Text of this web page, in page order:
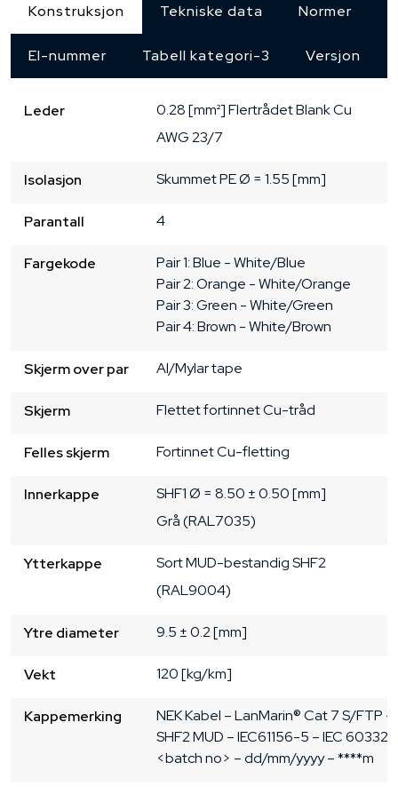
Konstruksjon Tekniske data Normer
El-nummer Tabell kategori-3 Versjon
Leder 0.28 [mm²]FlertrådetBlank Cu
AWG 23/7
Isolasjon Skummet PEØ = 1.55 [mm]
Parantall 4
Fargekode
Pair 1: Blue - White/Blue
Pair 2: Orange - White/Orange
Pair 3: Green - White/Green
Pair 4: Brown - White/Brown
Skjerm over par Al/Mylar tape
Skjerm Flettet fortinnet Cu-tråd
Felles skjerm Fortinnet Cu-fletting
Innerkappe SHF1Ø = 8.50 ± 0.50 [mm]
Grå (RAL7035)
Ytterkappe SortMUD-bestandig SHF2
(RAL9004)
Ytre diameter 9.5 ± 0.2 [mm]
Vekt 120 [kg/km]
Kappemerking
NEK Kabel – LanMarin® Cat 7 S/FTP
SHF2 MUD – IEC61156-5 – IEC
<batch no> – dd/mm/yyyy – ****m